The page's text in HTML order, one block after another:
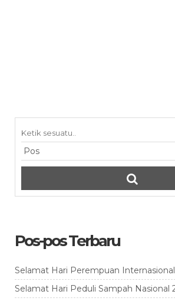
Pos-pos Terbaru
Selamat Hari Perempuan
Selamat Hari Peduli Sampah Nasional